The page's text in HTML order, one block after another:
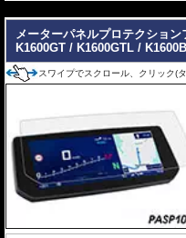
メーターパネルプロテクショ
K1600GT / K1600GTL /
スワイプでスクロール、クリック(